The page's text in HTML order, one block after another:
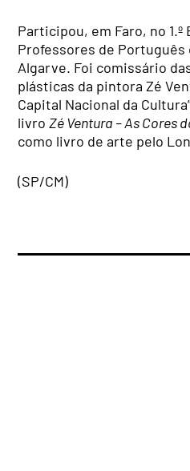
Participou, em Faro, no
Professores de
Algarve. Foi comissário
plásticas da pintora Zé
Capital Nacional da
livroZé Ventura – As Cores
como livro de arte pelo
(SP/CM)